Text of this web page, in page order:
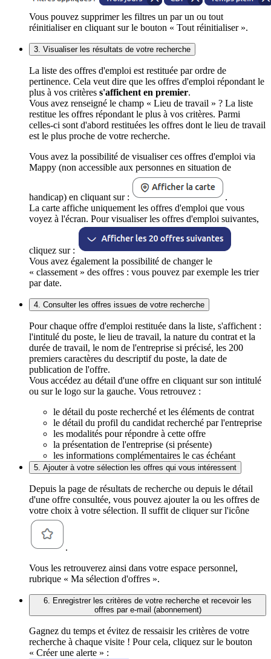
Vous pouvez supprimer les filtres un par un ou tout
réinitialiser en cliquant sur le bouton « Tout réinitialiser ».
3. Visualiser les résultats de votre recherche
La liste des offres d'emploi est restituée par ordre de
pertinence. Cela veut dire que les offres d'emploi répondant le
plus à vos critères s'affichent en premier.
Vous avez renseigné le champ « Lieu de travail » ? La liste
restitue les offres répondant le plus à vos critères. Parmi
celles-ci sont d'abord restituées les offres dont le lieu de travail
est le plus proche de votre recherche.
Vous avez la possibilité de visualiser ces offres d'emploi via
Mappy (non accessible aux personnes en situation de
handicap) en cliquant sur :
.
La carte affiche uniquement les offres d'emploi que vous
voyez à l'écran. Pour visualiser les offres d'emploi suivantes,
cliquez sur :
Vous avez également la possibilité de changer le
« classement » des offres : vous pouvez par exemple les trier
par date.
4. Consulter les offres issues de votre recherche
Pour chaque offre d'emploi restituée dans la liste, s'affichent :
l'intitulé du poste, le lieu de travail, la nature du contrat et la
durée de travail, le nom de l'entreprise si précisé, les 200
premiers caractères du descriptif du poste, la date de
publication de l'offre.
Vous accédez au détail d'une offre en cliquant sur son intitulé
ou sur le logo sur la gauche. Vous retrouvez :
le détail du poste recherché et les éléments de contrat
le détail du profil du candidat recherché par l'entreprise
les modalités pour répondre à cette offre
la présentation de l'entreprise (si présente)
les informations complémentaires le cas échéant
5. Ajouter à votre sélection les offres qui vous intéressent
Depuis la page de résultats de recherche ou depuis le détail
d'une offre consultée, vous pouvez ajouter la ou les offres de
votre choix à votre sélection. Il suffit de cliquer sur l'icône
.
Vous les retrouverez ainsi dans votre espace personnel,
rubrique « Ma sélection d'offres ».
6. Enregistrer les critères de votre recherche et recevoir les
offres par e-mail (abonnement)
Gagnez du temps et évitez de ressaisir les critères de votre
recherche à chaque visite ! Pour cela, cliquez sur le bouton
« Créer une alerte » :